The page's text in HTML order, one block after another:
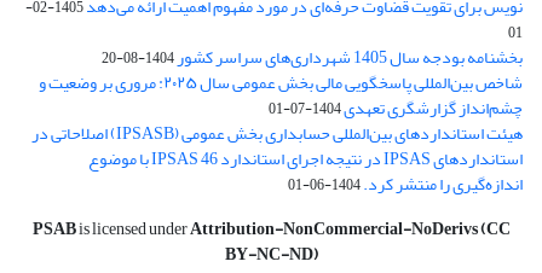
نویس برای تقویت قضاوت‌ حرفه‌ای در مورد مفهوم اهمیت ارائه می‌دهد
1405-02-
01
بخشنامه بودجه سال 1405 شهرداری‌های سراسر کشور 1404-08-20
شاخص بین‌المللی پاسخگویی مالی بخش عمومی سال ۲۰۲۵: مروری بر وضعیت و
چشم‌انداز گزارشگری تعهدی1404-07-01
هیئت استانداردهای بین‌المللی حسابداری بخش عمومی (IPSASB) اصلاحاتی در
استانداردهای IPSAS در نتیجه اجرای استاندارد IPSAS 46 با موضوع
اندازه‌گیری را منتشر کرد.1404-06-01
PSABis licensed underAttribution-NonCommercial-NoDerivs (CC
BY-NC-ND)